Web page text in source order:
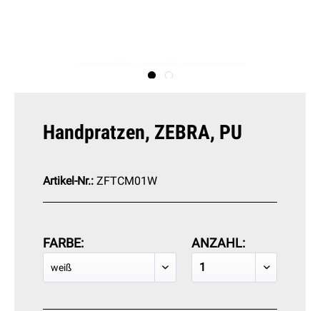
Handpratzen, ZEBRA, PU
Artikel-Nr.: ZFTCM01W
FARBE: ANZAHL: